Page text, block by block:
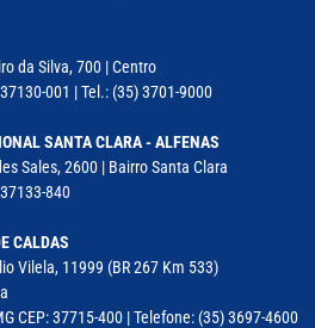
da Silva, 700 | Centro
001 | Tel.: (35) 3701-9000
SANTA CLARA - ALFENAS
Sales, 2600 | Bairro Santa Clara
840
CALDAS
Vilela, 11999 (BR 267 Km 533)
CEP: 37715-400 | Telefone: (35) 3697-4600